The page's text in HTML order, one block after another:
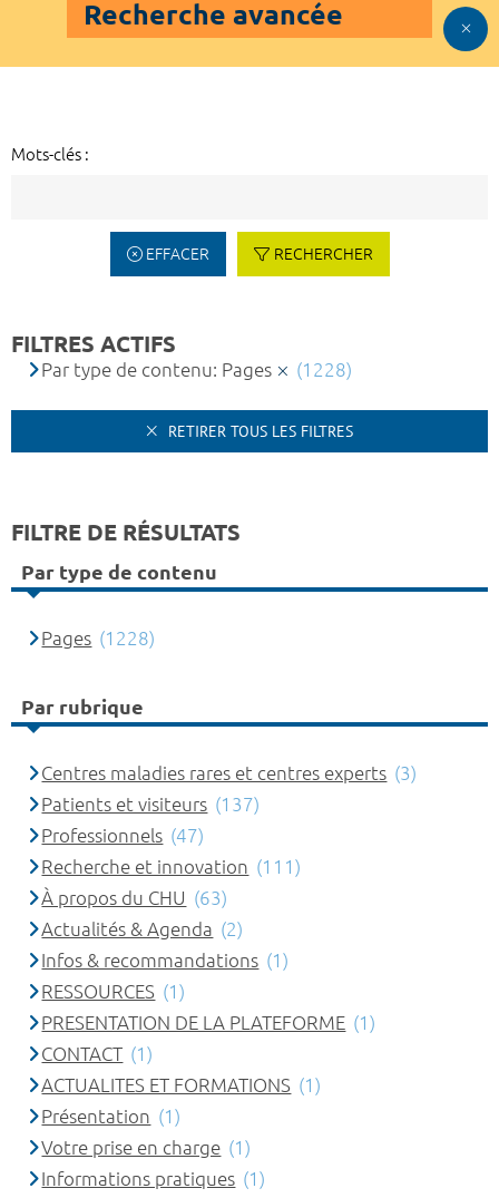
Recherche avancée
Mots-clés :
EFFACER RECHERCHER
FILTRES ACTIFS
Par type de contenu: Pages (1228)
RETIRER TOUS LES FILTRES
FILTRE DE RÉSULTATS
Par type de contenu
Pages (1228)
Par rubrique
Centres maladies rares et centres experts (3)
Patients et visiteurs (137)
Professionnels (47)
Recherche et innovation (111)
À propos du CHU (63)
Actualités & Agenda (2)
Infos & recommandations (1)
RESSOURCES (1)
PRESENTATION DE LA PLATEFORME (1)
CONTACT (1)
ACTUALITES ET FORMATIONS (1)
Présentation (1)
Votre prise en charge (1)
Informations pratiques (1)